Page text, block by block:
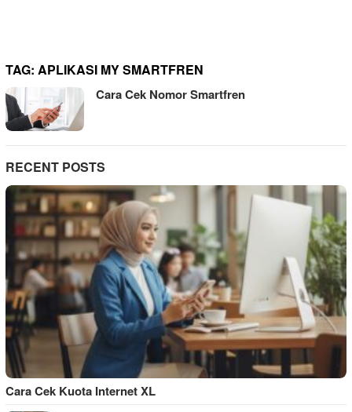
TAG: APLIKASI MY SMARTFREN
Cara Cek Nomor Smartfren
RECENT POSTS
Cara Cek Kuota Internet XL